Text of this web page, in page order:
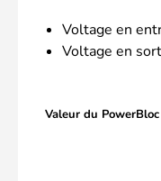
Voltage en
Voltage en
Valeur du